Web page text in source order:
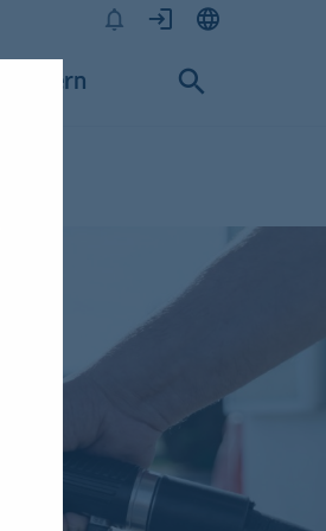
Konzern